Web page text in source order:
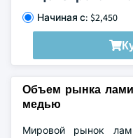
Начиная с: $2,450
Объем рынка
медью
Мировой рынок